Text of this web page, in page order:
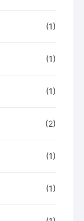
(1)
(1)
(1)
(2)
(1)
(1)